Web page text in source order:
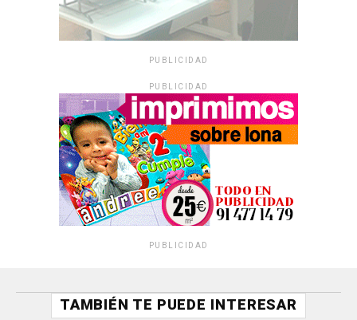
PUBLICIDAD
PUBLICIDAD
PUBLICIDAD
TAMBIÉN TE PUEDE INTERESAR